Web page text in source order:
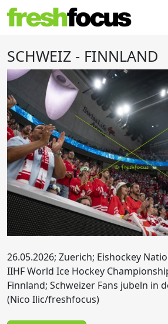
SCHWEIZ - FINNLAND
26.05.2026; Zuerich; Eishockey
IIHF World Ice Hockey
Finnland; Schweizer Fans jubeln in
(Nico Ilic/freshfocus)